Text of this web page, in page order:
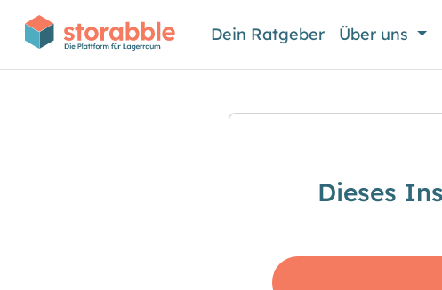
Dein Ratgeber Über uns
Dieses